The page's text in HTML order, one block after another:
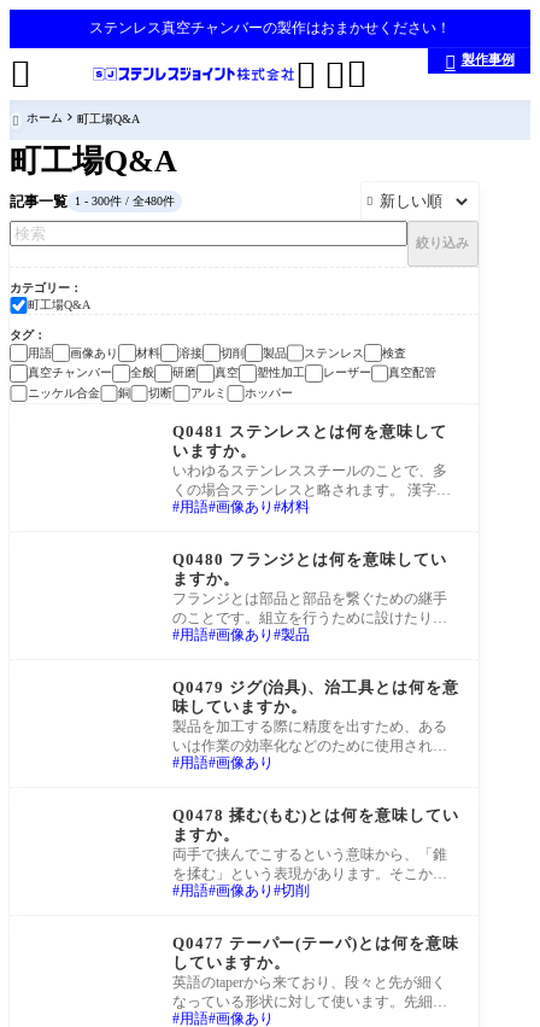
ステンレス真空チャンバーの製作はおまかせください！
 
  製作事例
 ホーム 町工場Q&A
町工場Q&A
記事一覧 1 - 300件 / 全480件 
絞り込み
カテゴリー
町工場Q&A
タグ
用語
画像あり 材料 溶接 切削 製品 ステンレス
検査
真空チャンバー
全般 研磨 真空 塑性加工 レーザー
真空配管
ニッケル合金
銅 切断 アルミ ホッパー
町工場Q&A
Q0481 ステンレスとは何を意味して
いますか。
いわゆるステンレススチールのことで、多
くの場合ステンレスと略されます。 漢字で
は不銹鋼(ふしゅうこう)と書き、錆びない鋼
用語 画像あり 材料
Q0480 フランジとは何を意味してい
ますか。
フランジとは部品と部品を繋ぐための継手
のことです。組立を行うために設けたり、
配管を繋ぐために設けるなどの目的があり
用語 画像あり 製品
Q0479 ジグ(治具)、治工具とは何を意
味していますか。
製品を加工する際に精度を出すため、ある
いは作業の効率化などのために使用される
道具や器具の総称です。ジグとは英語のjig
用語 画像あり
Q0478 揉む(もむ)とは何を意味してい
ますか。
両手で挟んでこするという意味から、「錐
を揉む」という表現があります。そこから
転じて、「穴を揉む」で穴を開けるという
用語 画像あり 切削
Q0477 テーパー(テーパ)とは何を意味
していますか。
英語のtaperから来ており、段々と先が細く
なっている形状に対して使います。先細り
している丸棒状の形状だけでなく、四角い
用語 画像あり